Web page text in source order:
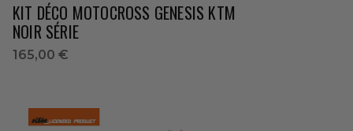
KIT DÉCO MOTOCROSS GENESIS KTM
NOIR SÉRIE
165,00 €